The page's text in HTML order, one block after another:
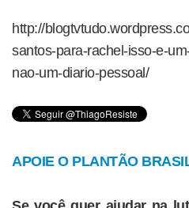
http://
santos-para-rachel-isso-e-
nao-um-diario-pessoal/
APOIE O PLANTÃO